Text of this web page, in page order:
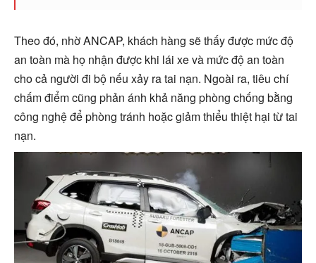
Theo đó, nhờ ANCAP, khách hàng sẽ thấy được mức độ
an toàn mà họ nhận được khi lái xe và mức độ an toàn
cho cả người đi bộ nếu xảy ra tai nạn. Ngoài ra, tiêu chí
chấm điểm cũng phản ánh khả năng phòng chống bằng
công nghệ để phòng tránh hoặc giảm thiểu thiệt hại từ tai
nạn.